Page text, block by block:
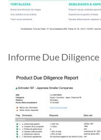
Informe Due Diligence